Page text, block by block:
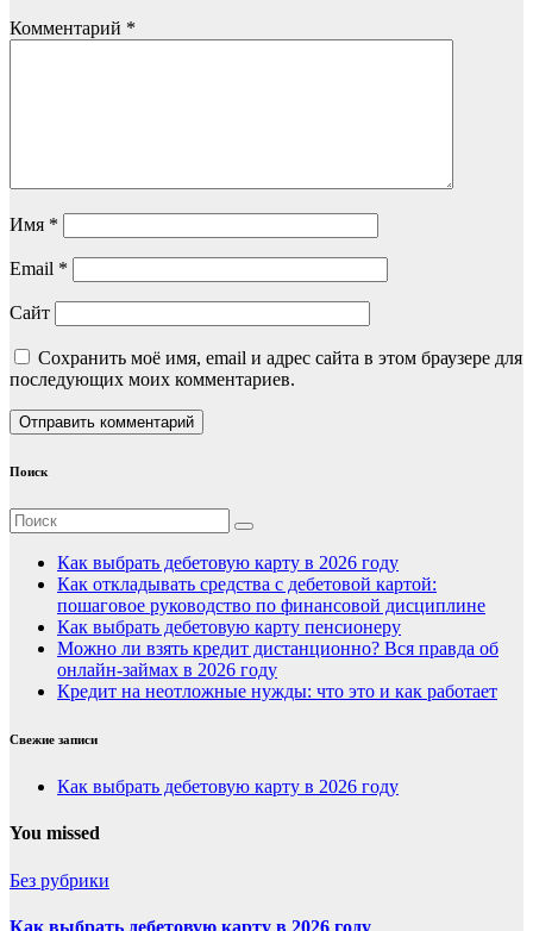
Комментарий *
Имя *
Email *
Сайт
Сохранить моё имя, email и адрес сайта в этом браузере для
последующих моих комментариев.
Поиск
Как выбрать дебетовую карту в 2026 году
Как откладывать средства с дебетовой картой:
пошаговое руководство по финансовой дисциплине
Как выбрать дебетовую карту пенсионеру
Можно ли взять кредит дистанционно? Вся правда об
онлайн-займах в 2026 году
Кредит на неотложные нужды: что это и как работает
Свежие записи
Как выбрать дебетовую карту в 2026 году
You missed
Без рубрики
Как выбрать дебетовую карту в 2026 году